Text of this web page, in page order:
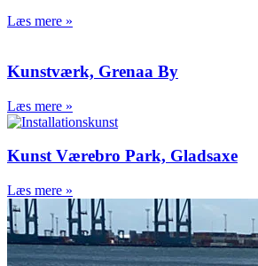
Plads
Nørreport
Læs mere »
Kunstværk, Grenaa By
Læs mere »
Kunst Værebro Park, Gladsaxe
Læs mere »